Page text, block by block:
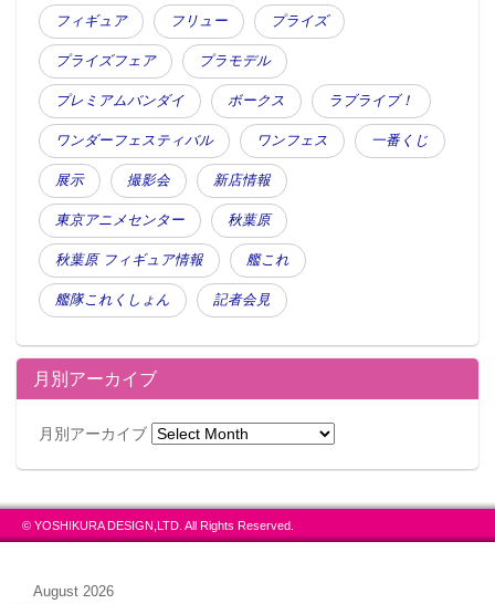
フィギュア フリュー プライズ
プライズフェア プラモデル
プレミアムバンダイ ボークス ラブライブ！
ワンダーフェスティバル ワンフェス 一番くじ
展示 撮影会 新店情報
東京アニメセンター 秋葉原
秋葉原 フィギュア情報 艦これ
艦隊これくしょん 記者会見
月別アーカイブ
月別アーカイブ
© YOSHIKURA DESIGN,LTD. All Rights Reserved.
August 2026